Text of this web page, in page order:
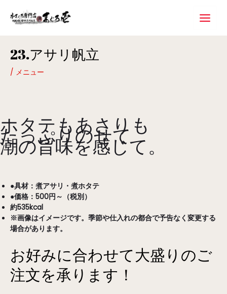
23.アサリ帆立
/ メニュー
ホタテもあさりも
たっぷりのせて
潮の旨味を感じて。
●具材：煮アサリ・煮ホタテ
●価格：500円～（税別）
約535kcal
※画像はイメージです。季節や仕入れの都合で予告なく変更する
場合があります。
お好みに合わせて大盛りのご
注文を承ります！
navigation